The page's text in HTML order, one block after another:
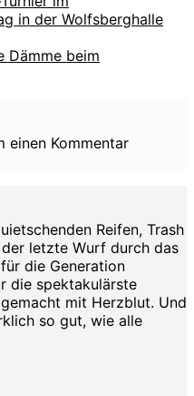
in der Wolfsberghalle
Dämme beim
einen Kommentar
Reifen, Trash
letzte Wurf durch das
die Generation
die spektakulärste
mit Herzblut. Und
so gut, wie alle